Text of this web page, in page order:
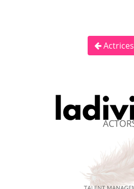
Actrices